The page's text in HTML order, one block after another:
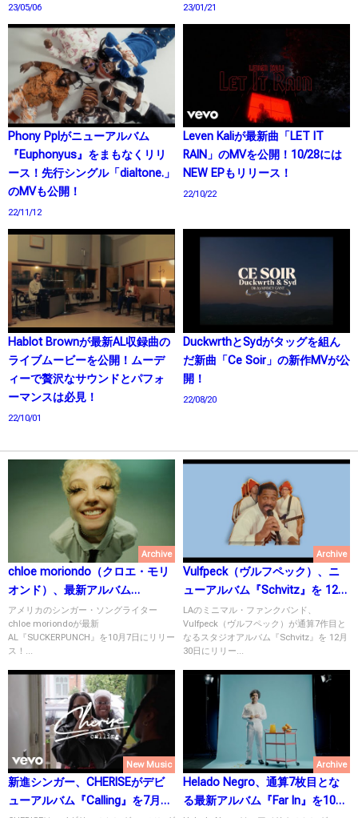
23/05/06 23/01/21
Phony Pplがニューアルバム
『Euphonyus』をまもなくリリ
ース！先行シングル「dialtone.」
のMVも公開！
22/11/12
Leven Kaliが最新曲「LET IT
RAIN」のMVを公開！10/28には
NEW EPもリリース！
22/10/22
Hablot Brownが最新AL収録曲の
ライブムービーを公開！ムーデ
ィーで贅沢なサウンドとパフォ
ーマンスは必見！
22/10/01
DuckwrthとSydがタッグを組ん
だ新曲「Ce Soir」の新作MVが公
開！
22/08/20
Archive
chloe moriondo（クロエ・モリ
オンド）、最新アルバム
『SUCKERPUNCH』を10月7日に
リリース！
アメリカのシンガー・ソングライター
chloe moriondoが最新
AL『SUCKERPUNCH』を10月7日にリリー
ス！...
Archive
Vulfpeck（ヴルフペック）、ニ
ューアルバム『Schvitz』を 12月
30日にリリース！
LAのミニマル・ファンクバンド、
Vulfpeck（ヴルフペック）が通算7作目と
なるスタジオアルバム『Schvitz』を 12月
30日にリリー...
New Music
新進シンガー、CHERISEがデビ
ューアルバム『Calling』を7月7
Archive
Helado Negro、通算7枚目とな
る最新アルバム『Far In』を10月